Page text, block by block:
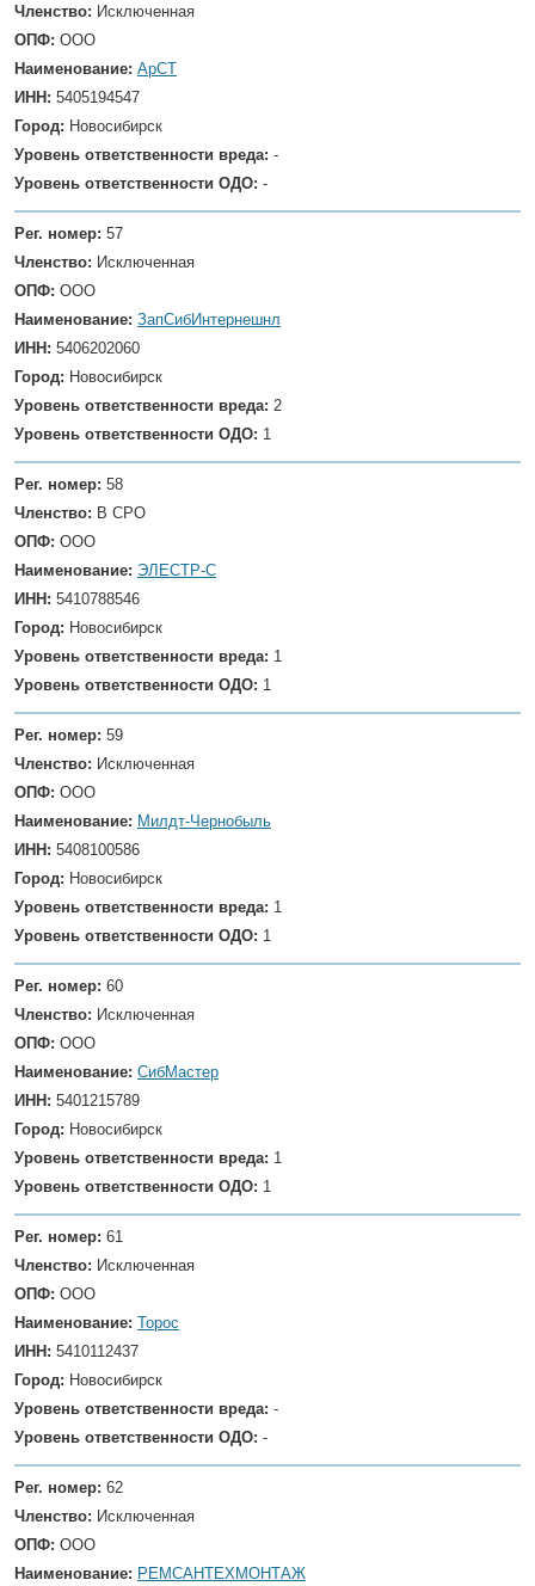
Членство: Исключенная
ОПФ: ООО
Наименование: АрСТ
ИНН: 5405194547
Город: Новосибирск
Уровень ответственности вреда: -
Уровень ответственности ОДО: -
Рег. номер: 57
Членство: Исключенная
ОПФ: ООО
Наименование: ЗапСибИнтернешнл
ИНН: 5406202060
Город: Новосибирск
Уровень ответственности вреда: 2
Уровень ответственности ОДО: 1
Рег. номер: 58
Членство: В СРО
ОПФ: ООО
Наименование: ЭЛЕСТР-С
ИНН: 5410788546
Город: Новосибирск
Уровень ответственности вреда: 1
Уровень ответственности ОДО: 1
Рег. номер: 59
Членство: Исключенная
ОПФ: ООО
Наименование: Милдт-Чернобыль
ИНН: 5408100586
Город: Новосибирск
Уровень ответственности вреда: 1
Уровень ответственности ОДО: 1
Рег. номер: 60
Членство: Исключенная
ОПФ: ООО
Наименование: СибМастер
ИНН: 5401215789
Город: Новосибирск
Уровень ответственности вреда: 1
Уровень ответственности ОДО: 1
Рег. номер: 61
Членство: Исключенная
ОПФ: ООО
Наименование: Торос
ИНН: 5410112437
Город: Новосибирск
Уровень ответственности вреда: -
Уровень ответственности ОДО: -
Рег. номер: 62
Членство: Исключенная
ОПФ: ООО
Наименование: РЕМСАНТЕХМОНТАЖ